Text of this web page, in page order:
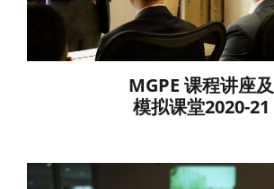
MGPE 课程讲座及
模拟课堂2020-21